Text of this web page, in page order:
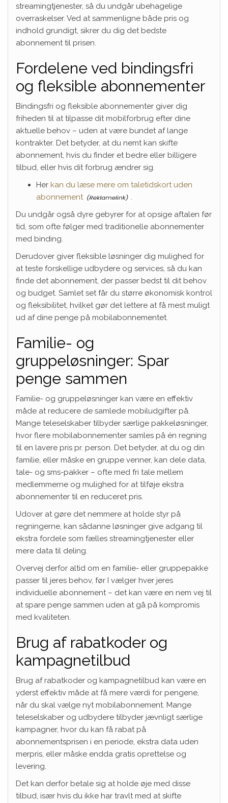
streamingtjenester, så du undgår ubehagelige
overraskelser. Ved at sammenligne både pris og
indhold grundigt, sikrer du dig det bedste
abonnement til prisen.
Fordelene ved bindingsfri
og fleksible abonnementer
Bindingsfri og fleksible abonnementer giver dig
friheden til at tilpasse dit mobilforbrug efter dine
aktuelle behov – uden at være bundet af lange
kontrakter. Det betyder, at du nemt kan skifte
abonnement, hvis du finder et bedre eller billigere
tilbud, eller hvis dit forbrug ændrer sig.
Her kan du læse mere om taletidskort uden
abonnement
.
Du undgår også dyre gebyrer for at opsige aftalen før
tid, som ofte følger med traditionelle abonnementer
med binding.
Derudover giver fleksible løsninger dig mulighed for
at teste forskellige udbydere og services, så du kan
finde det abonnement, der passer bedst til dit behov
og budget. Samlet set får du større økonomisk kontrol
og fleksibilitet, hvilket gør det lettere at få mest muligt
ud af dine penge på mobilabonnementet.
Familie- og
gruppeløsninger: Spar
penge sammen
Familie- og gruppeløsninger kan være en effektiv
måde at reducere de samlede mobiludgifter på.
Mange teleselskaber tilbyder særlige pakkeløsninger,
hvor flere mobilabonnementer samles på én regning
til en lavere pris pr. person. Det betyder, at du og din
familie, eller måske en gruppe venner, kan dele data,
tale- og sms-pakker – ofte med fri tale mellem
medlemmerne og mulighed for at tilføje ekstra
abonnementer til en reduceret pris.
Udover at gøre det nemmere at holde styr på
regningerne, kan sådanne løsninger give adgang til
ekstra fordele som fælles streamingtjenester eller
mere data til deling.
Overvej derfor altid om en familie- eller gruppepakke
passer til jeres behov, før I vælger hver jeres
individuelle abonnement – det kan være en nem vej til
at spare penge sammen uden at gå på kompromis
med kvaliteten.
Brug af rabatkoder og
kampagnetilbud
Brug af rabatkoder og kampagnetilbud kan være en
yderst effektiv måde at få mere værdi for pengene,
når du skal vælge nyt mobilabonnement. Mange
teleselskaber og udbydere tilbyder jævnligt særlige
kampagner, hvor du kan få rabat på
abonnementsprisen i en periode, ekstra data uden
merpris, eller måske endda gratis oprettelse og
levering.
Det kan derfor betale sig at holde øje med disse
tilbud, især hvis du ikke har travlt med at skifte